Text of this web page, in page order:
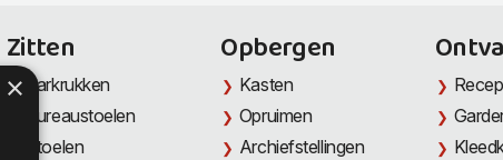
Zitten
Barkrukken
Bureaustoelen
Stoelen
Opbergen
Kasten
Opruimen
Archiefstellingen
×